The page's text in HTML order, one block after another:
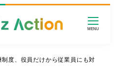
MENU
制度、役員だけから従業員にも対